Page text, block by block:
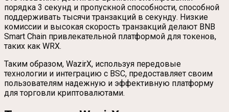
порядка 3 секунд и пропускной способности, способной
поддерживать тысячи транзакций в секунду. Низкие
комиссии и высокая скорость транзакций делают BNB
Smart Chain привлекательной платформой для токенов,
таких как WRX.
Таким образом, WazirX, используя передовые
технологии и интеграцию с BSC, предоставляет своим
пользователям надежную и эффективную платформу
для торговли криптовалютами.